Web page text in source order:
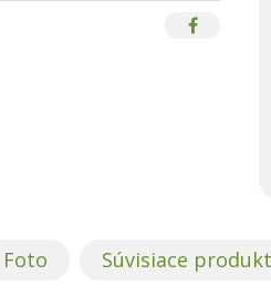
Foto Súvisiace